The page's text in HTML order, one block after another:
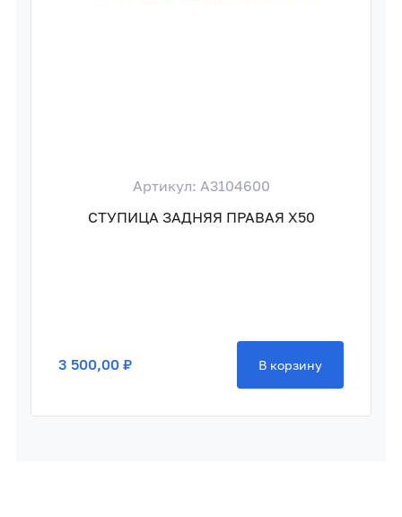
Артикул: A3104600
СТУПИЦА ЗАДНЯЯ ПРАВАЯ X50
3 500,00 ₽ В корзину